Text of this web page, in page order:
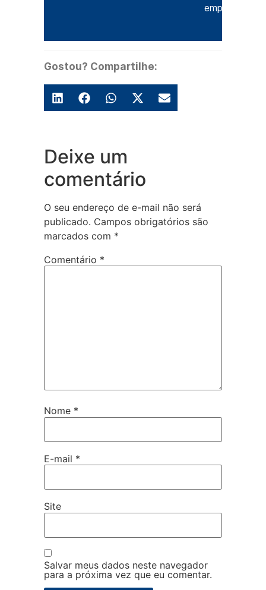
empresas.
Gostou? Compartilhe:
Deixe um
comentário
O seu endereço de e-mail não será
publicado. Campos obrigatórios são
marcados com *
Comentário *
Nome *
E-mail *
Site
Salvar meus dados neste navegador
para a próxima vez que eu comentar.